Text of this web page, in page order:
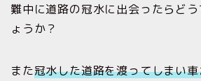
難中に道路の冠水に出会ったらど
ょうか？
また冠水した道路を渡ってしまい